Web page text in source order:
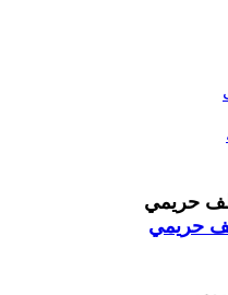
حريمي
حريمي